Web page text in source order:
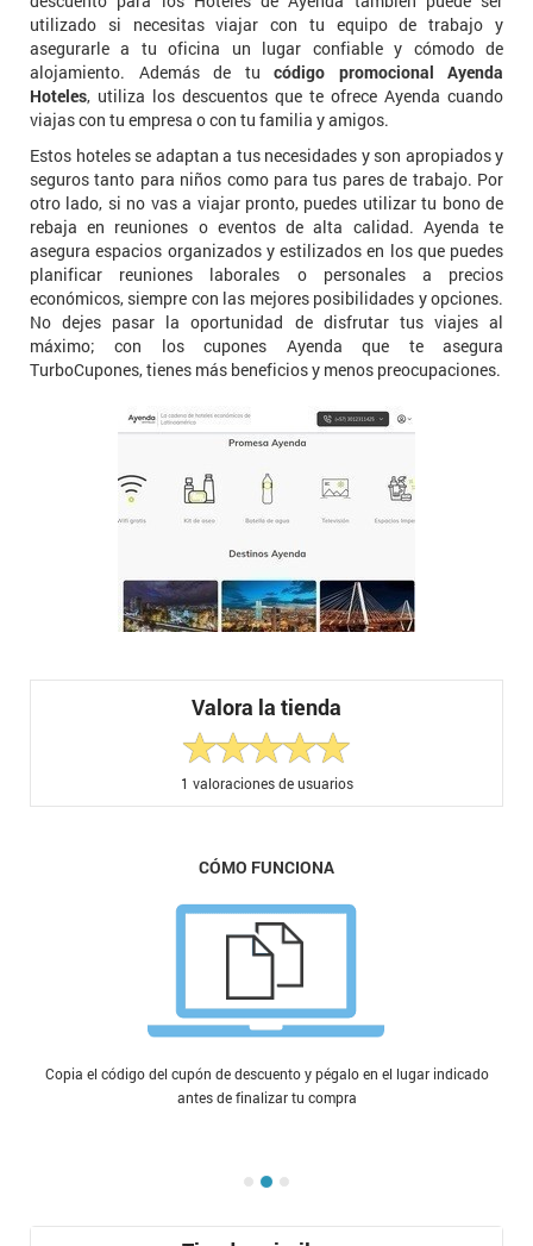
utilizado si necesitas viajar con tu equipo de trabajo y
asegurarle a tu oficina un lugar confiable y cómodo de
alojamiento. Además de tu código promocional Ayenda
Hoteles, utiliza los descuentos que te ofrece Ayenda cuando
viajas con tu empresa o con tu familia y amigos.
Estos hoteles se adaptan a tus necesidades y son apropiados y
seguros tanto para niños como para tus pares de trabajo. Por
otro lado, si no vas a viajar pronto, puedes utilizar tu bono de
rebaja en reuniones o eventos de alta calidad. Ayenda te
asegura espacios organizados y estilizados en los que puedes
planificar reuniones laborales o personales a precios
económicos, siempre con las mejores posibilidades y opciones.
No dejes pasar la oportunidad de disfrutar tus viajes al
máximo; con los cupones Ayenda que te asegura
TurboCupones, tienes más beneficios y menos preocupaciones.
Valora la tienda
1 valoraciones de usuarios
CÓMO FUNCIONA
Copia el código del cupón de descuento y pégalo en el lugar indicado
antes de finalizar tu compra